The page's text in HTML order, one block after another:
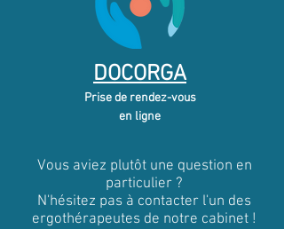
DOCORGA
Prise de rendez-vous
en ligne
Vous aviez plutôt une question en
particulier ?
N'hésitez pas à contacter l'un des
ergothérapeutes de notre cabinet !